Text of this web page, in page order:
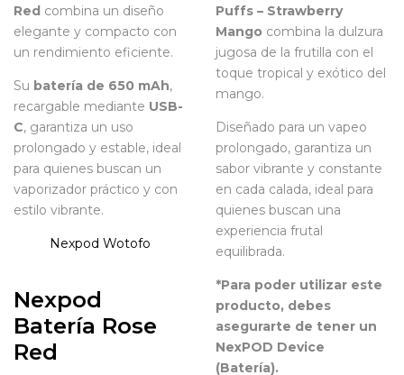
Red combina un diseño
elegante y compacto con
un rendimiento eficiente.
Su batería de 650 mAh,
recargable mediante USB-
C, garantiza un uso
prolongado y estable, ideal
para quienes buscan un
vaporizador práctico y con
estilo vibrante.
Nexpod Wotofo
Nexpod
Batería Rose
Red
Puffs – Strawberry
Mango combina la dulzura
jugosa de la frutilla con el
toque tropical y exótico del
mango.
Diseñado para un vapeo
prolongado, garantiza un
sabor vibrante y constante
en cada calada, ideal para
quienes buscan una
experiencia frutal
equilibrada.
*Para poder utilizar este
producto, debes
asegurarte de tener un
NexPOD Device
(Batería).